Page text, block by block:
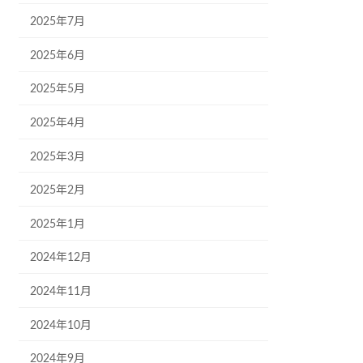
2025年7月
2025年6月
2025年5月
2025年4月
2025年3月
2025年2月
2025年1月
2024年12月
2024年11月
2024年10月
2024年9月